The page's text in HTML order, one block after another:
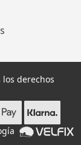
los derechos